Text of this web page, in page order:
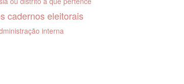
cadernos eleitorais
interna